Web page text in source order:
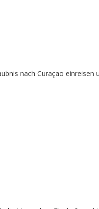
nach Curaçao einreisen